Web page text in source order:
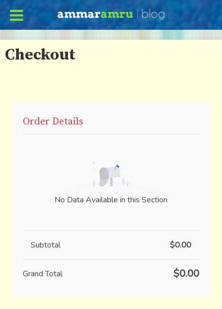
Checkout
Order Details
No Data Available in this Section
Subtotal $0.00
Grand Total $0.00